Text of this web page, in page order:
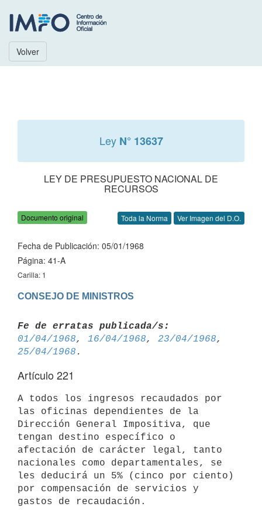
Volver
Ley N° 13637
LEY DE PRESUPUESTO NACIONAL DE
RECURSOS
Documento original Toda la Norma Ver Imagen del D.O.
Fecha de Publicación: 05/01/1968
Página: 41-A
Carilla: 1
CONSEJO DE MINISTROS
Fe de erratas publicada/s:
01/04/1968, 16/04/1968, 23/04/1968
25/04/1968
Artículo 221
A todos los ingresos recaudados por
las oficinas dependientes de la
Dirección General Impositiva, que
tengan destino específico o
afectación de carácter legal, tanto
nacionales como departamentales, se
les deducirá un 5% (cinco por ciento)
por compensación de servicios y
gastos de recaudación.